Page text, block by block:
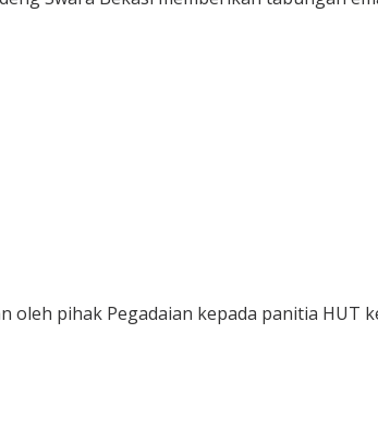
pihak Pegadaian kepada panitia HUT